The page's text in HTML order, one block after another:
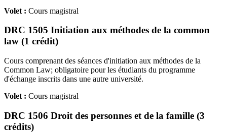
Volet : Cours magistral
DRC 1505 Initiation aux méthodes de la common
law (1 crédit)
Cours comprenant des séances d'initiation aux méthodes de la
Common Law; obligatoire pour les étudiants du programme
d'échange inscrits dans une autre université.
Volet : Cours magistral
DRC 1506 Droit des personnes et de la famille (3
crédits)